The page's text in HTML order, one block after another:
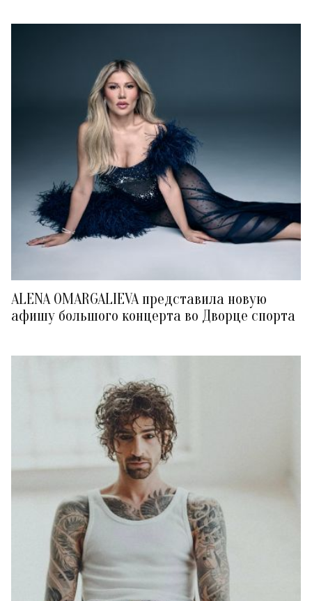
ALENA OMARGALIEVA представила новую
афишу большого концерта во Дворце спорта